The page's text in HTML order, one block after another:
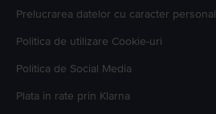
Prelucrarea datelor cu caracter personal
Politica de utilizare Cookie-uri
Politica de Social Media
Plata in rate prin Klarna